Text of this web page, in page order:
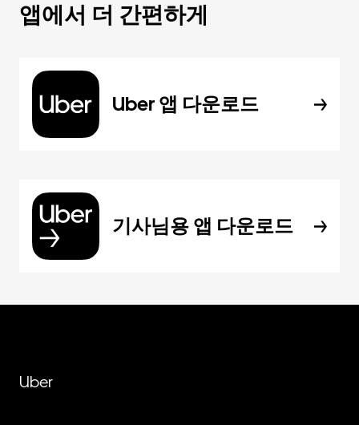
앱에서 더 간편하게
Uber 앱 다운로드
기사님용 앱 다운로드
Uber